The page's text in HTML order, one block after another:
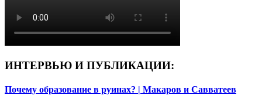
ИНТЕРВЬЮ И ПУБЛИКАЦИИ:
Почему образование в руинах? | Макаров и Савватеев